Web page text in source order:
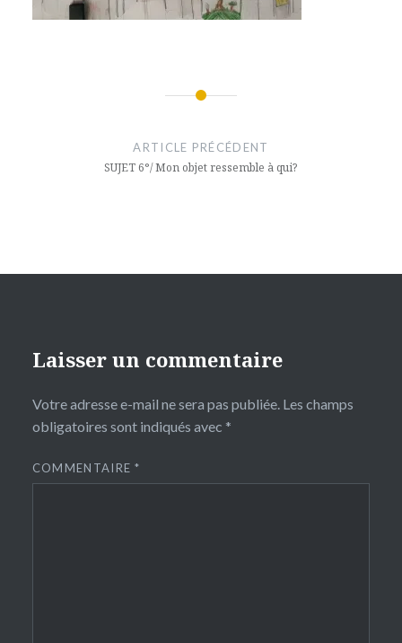
ARTICLE PRÉCÉDENT
SUJET 6°/ Mon objet ressemble à qui?
Laisser un commentaire
Votre adresse e-mail ne sera pas publiée. Les champs
obligatoires sont indiqués avec *
COMMENTAIRE*